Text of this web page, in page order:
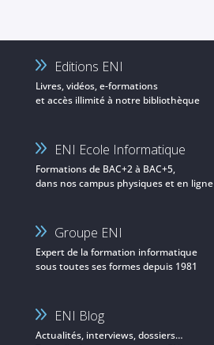
Editions ENI
Livres, vidéos, e-formations
et accès illimité à notre bibliothèque
ENI Ecole Informatique
Formations de BAC+2 à BAC+5,
dans nos campus physiques et en ligne
Groupe ENI
Expert de la formation informatique
sous toutes ses formes depuis 1981
ENI Blog
Actualités, interviews, dossiers…